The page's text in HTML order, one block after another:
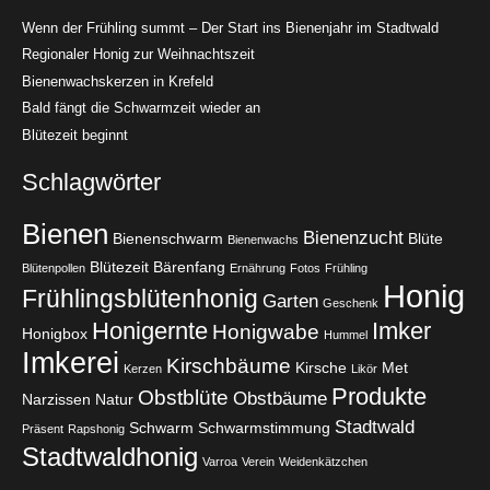
Wenn der Frühling summt – Der Start ins Bienenjahr im Stadtwald
Regionaler Honig zur Weihnachtszeit
Bienenwachskerzen in Krefeld
Bald fängt die Schwarmzeit wieder an
Blütezeit beginnt
Schlagwörter
Bienen Bienenschwarm Bienenwachs Bienenzucht Blüte
Blütenpollen Blütezeit Bärenfang Ernährung Fotos Frühling
Frühlingsblütenhonig Garten Geschenk Honig
Honigbox Honigernte Honigwabe Hummel Imker
Imkerei Kerzen Kirschbäume Kirsche Likör Met
Narzissen Natur Obstblüte Obstbäume Produkte
Präsent Rapshonig Schwarm Schwarmstimmung Stadtwald
Stadtwaldhonig Varroa Verein Weidenkätzchen